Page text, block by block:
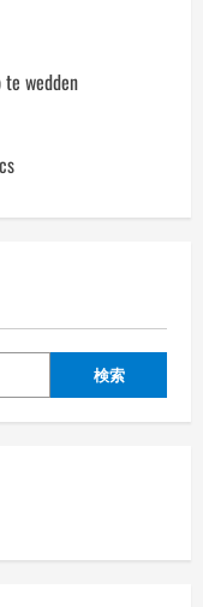
wedden
検索